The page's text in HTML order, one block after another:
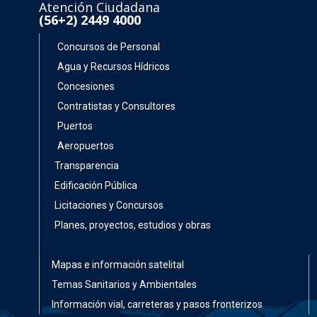
Atención Ciudadana
(56+2) 2449 4000
Concursos de Personal
Agua y Recursos Hídricos
Concesiones
Contratistas y Consultores
Puertos
Aeropuertos
Transparencia
Edificación Pública
Licitaciones y Concursos
Planes, proyectos, estudios y obras
Mapas e información satelital
Temas Sanitarios y Ambientales
Información vial, carreteras y pasos fronterizos